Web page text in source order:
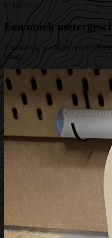
01/04/2026
Een uniek
Persoonlijk, warm en een
vraag.